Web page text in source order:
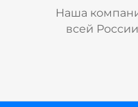
Наша
всей